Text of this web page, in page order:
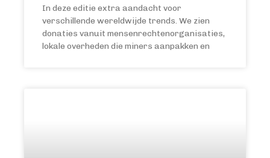
In deze editie extra aandacht voor
verschillende wereldwijde trends. We zien
donaties vanuit mensenrechtenorganisaties,
lokale overheden die miners aanpakken en